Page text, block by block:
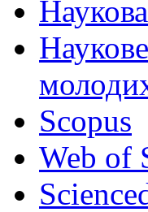
Scopus
Web of